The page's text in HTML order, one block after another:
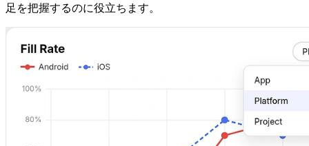
足を把握するのに役立ちます。